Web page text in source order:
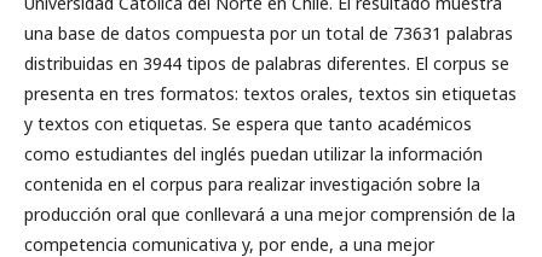
una base de datos compuesta por un total de 73631 palabras
distribuidas en 3944 tipos de palabras diferentes. El corpus se
presenta en tres formatos: textos orales, textos sin etiquetas
y textos con etiquetas. Se espera que tanto académicos
como estudiantes del inglés puedan utilizar la información
contenida en el corpus para realizar investigación sobre la
producción oral que conllevará a una mejor comprensión de la
competencia comunicativa y, por ende, a una mejor